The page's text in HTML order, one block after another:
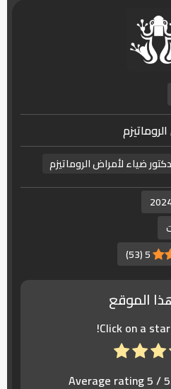
ضياء لأمراض الروماتيزم
5
(
53
)
الموقع
Click on a
Average rating5/